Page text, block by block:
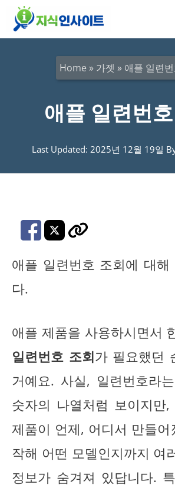
Home » 가젯 » 애플 일련
애플 일련번
Last Updated: 2025년 12월 19일
애플 일련번호 조회에 대해
다.
애플 제품을 사용하시면서
일련번호 조회가 필요했던
거예요. 사실, 일련번호라
숫자의 나열처럼 보이지만
제품이 언제, 어디서 만들어
작해 어떤 모델인지까지 여
정보가 숨겨져 있답니다.